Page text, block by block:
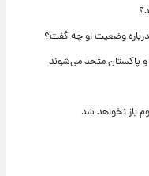
وضعیت او چه گفت؟
و پاکستان متحد می‌شوند
باز نخواهد شد